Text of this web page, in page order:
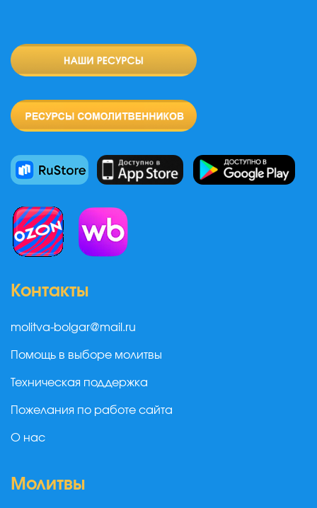
Контакты
molitva-bolgar@mail.ru
Помощь в выборе молитвы
Техническая поддержка
Пожелания по работе сайта
О нас
Молитвы